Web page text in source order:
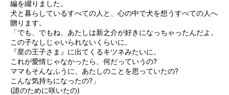
編を綴りました。
犬と暮らしているすべての人と、心の中で犬を想うすべての人へ
贈ります。
「でも、でもね、あたしは新之介が好きになっちゃったんだよ。
この子なしじゃいられないくらいに。
『星の王子さま』に出てくるキツネみたいに。
これが愛情じゃなかったら、何だっていうの?
ママもそんなふうに、あたしのことを思っていたの?
こんな気持ちになったの?」
(誰のために咲いたの)